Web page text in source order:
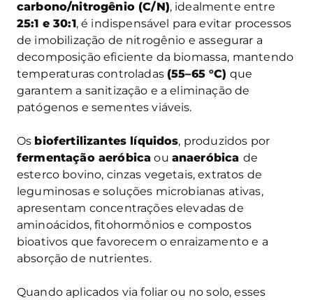
carbono/nitrogênio (C/N), idealmente entre
25:1 e 30:1, é indispensável para evitar processos
de imobilização de nitrogênio e assegurar a
decomposição eficiente da biomassa, mantendo
temperaturas controladas (55–65 °C) que
garantem a sanitização e a eliminação de
patógenos e sementes viáveis.
Os biofertilizantes líquidos, produzidos por
fermentação aeróbica ou anaeróbica de
esterco bovino, cinzas vegetais, extratos de
leguminosas e soluções microbianas ativas,
apresentam concentrações elevadas de
aminoácidos, fitohormônios e compostos
bioativos que favorecem o enraizamento e a
absorção de nutrientes.
Quando aplicados via foliar ou no solo, esses